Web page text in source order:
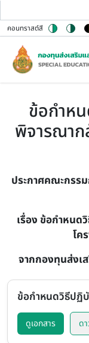
คอนทราสต์สี
Switch to
ข้อกำห
พิจารณาก
ประกาศคณะกรร
เรื่อง ข้อกำหน
โค
จากกองทุนส่งเ
ข้อกำหนดวิธีปฏิ
ดูเอกสาร ด